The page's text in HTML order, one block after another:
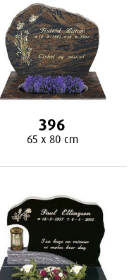
396
65 x 80 cm